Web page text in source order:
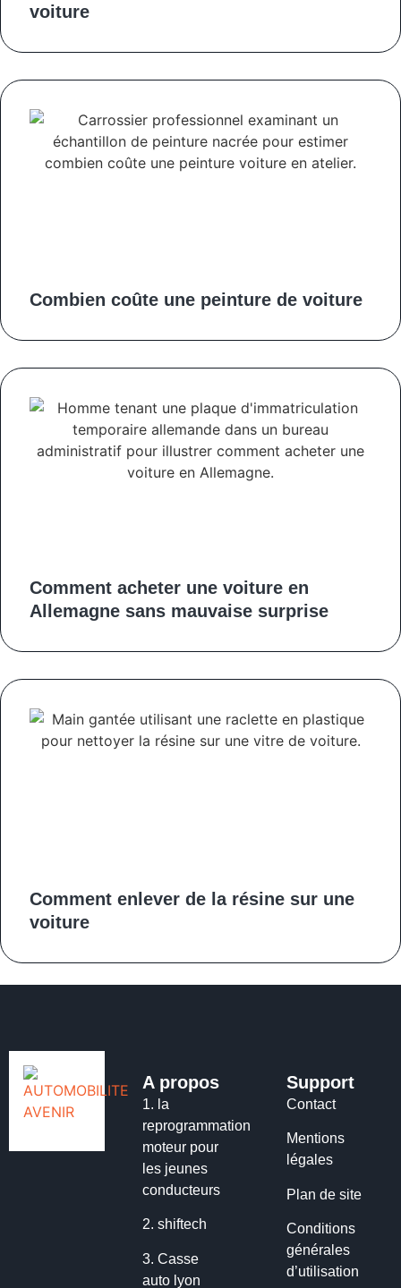
voiture
Combien coûte une peinture de voiture
Comment acheter une voiture en
Allemagne sans mauvaise surprise
Comment enlever de la résine sur une
voiture
A propos
1. la
reprogrammation
moteur pour
les jeunes
conducteurs
2.shiftech
3.Casse
auto lyon
Support
Contact
Mentions
légales
Plan de site
Conditions
générales
d’utilisation